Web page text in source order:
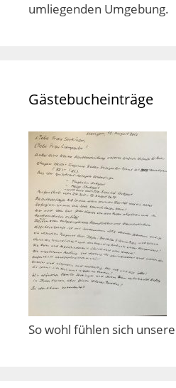
umliegenden Umgebung.
Gästebucheinträge
So wohl fühlen sich